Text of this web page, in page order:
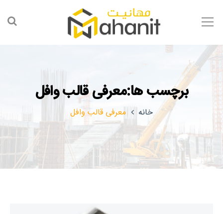
برچسب ها:معرفی قالب وافل
خانه معرفی قالب وافل